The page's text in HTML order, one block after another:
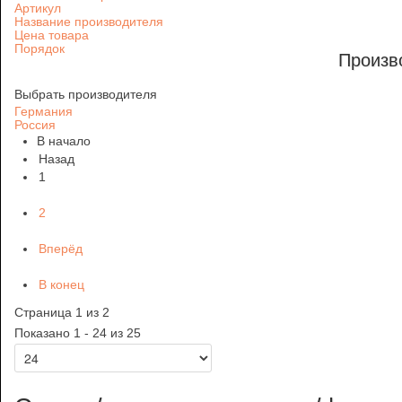
Артикул
Название производителя
Цена товара
Порядок
Выбрать производителя
Германия
Россия
В начало
Назад
1
2
Вперёд
В конец
Страница 1 из 2
Показано 1 - 24 из 25